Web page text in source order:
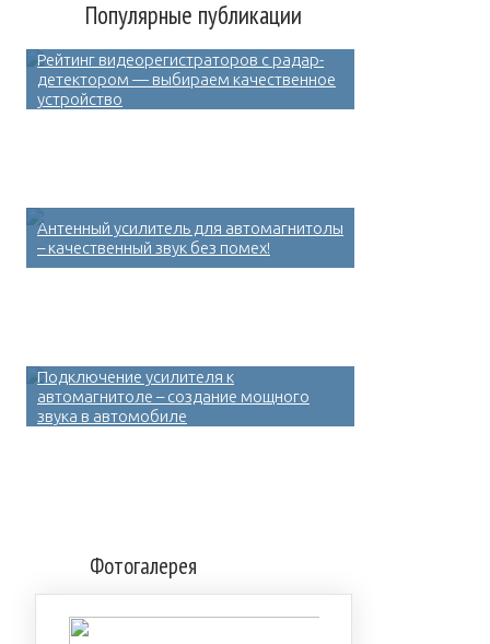
Популярные публикации
Рейтинг видеорегистраторов с радар-
детектором — выбираем качественное
устройство
Антенный усилитель для автомагнитолы
– качественный звук без помех!
Подключение усилителя к
автомагнитоле – создание мощного
звука в автомобиле
Фотогалерея